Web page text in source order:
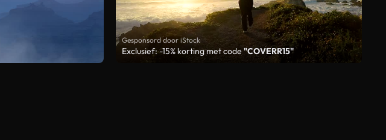
Gesponsord door iStock
Exclusief: -15% korting met code "COVERR15"